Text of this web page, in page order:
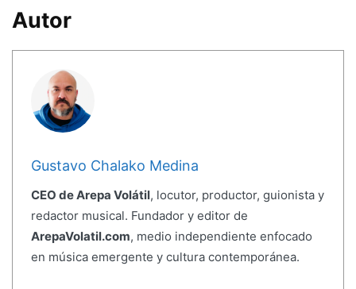
Autor
Gustavo Chalako Medina
CEO de Arepa Volátil, locutor, productor, guionista y
redactor musical. Fundador y editor de
ArepaVolatil.com, medio independiente enfocado
en música emergente y cultura contemporánea.